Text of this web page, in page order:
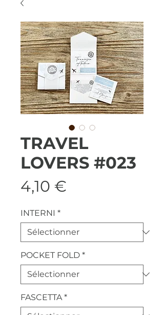
TRAVEL
LOVERS #023
4,10 €
INTERNI *
POCKET FOLD *
FASCETTA *